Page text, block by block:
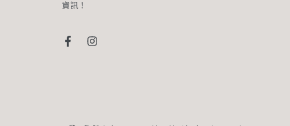
輸
電
資訊！
FacebookInstagram